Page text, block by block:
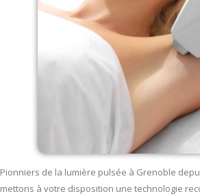
Pionniers de la lumière pulsée à Grenoble
mettons à votre disposition une technologie